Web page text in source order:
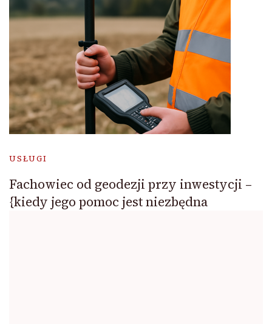
USŁUGI
Fachowiec od geodezji przy inwestycji –
{kiedy jego pomoc jest niezbędna